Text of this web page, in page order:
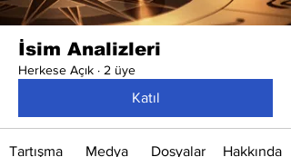
İsim Analizleri
Herkese Açık · 2 üye
Katıl
Tartışma Medya Dosyalar Hakkında